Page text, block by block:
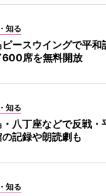
知る
ピースウイングで平
600席を無料開放
知る
・八丁座などで反戦
記録や朗読劇も
知る